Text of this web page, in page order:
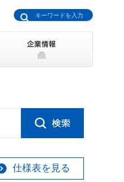
仕様表を見る